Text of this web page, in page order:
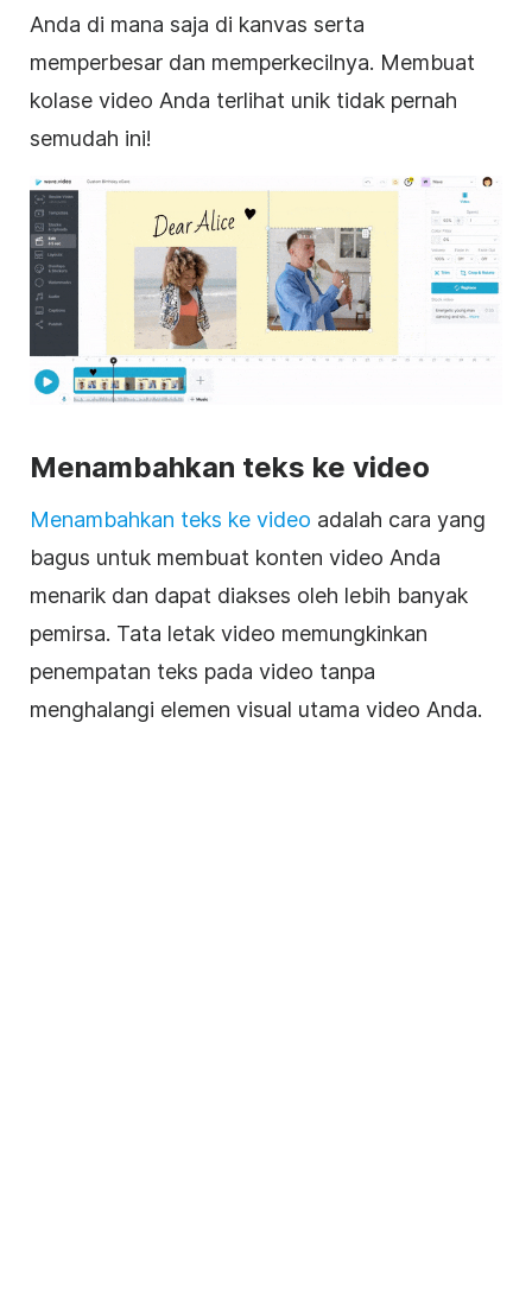
Anda di mana saja di kanvas serta
memperbesar dan memperkecilnya. Membuat
kolase video Anda terlihat unik tidak pernah
semudah ini!
Menambahkan teks ke video
Menambahkan teks ke video adalah cara yang
bagus untuk membuat konten video Anda
menarik dan dapat diakses oleh lebih banyak
pemirsa. Tata letak video memungkinkan
penempatan teks pada video tanpa
menghalangi elemen visual utama video Anda.